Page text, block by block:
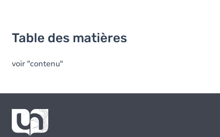
Table des matières
voir "contenu"